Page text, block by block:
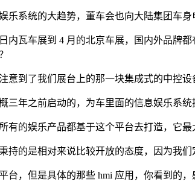
乐系统的大趋势，董车会也向大陆集团车
内瓦车展到 4 月的北京车展，国内外品牌
意到了我们展台上的那一块集成式的中控
三年之前启动的，为车里面的信息娱乐系统
有的娱乐产品都基于这个平台去打造，它
持的是相对来说比较开放的态度，因为我
台，但是具体的那些 hmi 应用，你看到的